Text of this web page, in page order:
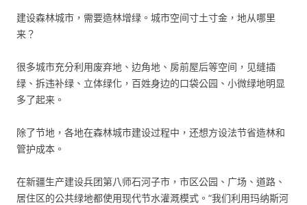
建设森林城市，需要造林增绿。城市空间寸土寸金，地从哪里
来？
很多城市充分利用废弃地、边角地、房前屋后等空间，见缝插
绿、拆违补绿、立体绿化，百姓身边的口袋公园、小微绿地明显
多了起来。
除了节地，各地在森林城市建设过程中，还想方设法节省造林和
管护成本。
在新疆生产建设兵团第八师石河子市，市区公园、广场、道路、
居住区的公共绿地都使用现代节水灌溉模式。“我们利用玛纳斯河